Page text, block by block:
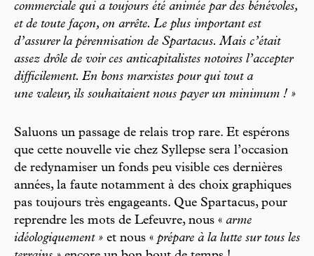
commerciale qui a toujours été animée par des bénévoles,
et de toute façon, on arrête. Le plus important est
d’assurer la pérennisation de Spartacus. Mais c’était
assez drôle de voir ces anticapitalistes notoires l’accepter
difficilement. En bons marxistes pour qui tout a
une valeur, ils souhaitaient nous payer un minimum ! »
Saluons un passage de relais trop rare. Et espérons
que cette nouvelle vie chez Syllepse sera l’occasion
de redynamiser un fonds peu visible ces dernières
années, la faute notamment à des choix graphiques
pas toujours très engageants. Que Spartacus, pour
reprendre les mots de Lefeuvre, nous « arme
idéologiquement » et nous « prépare à la lutte sur tous les